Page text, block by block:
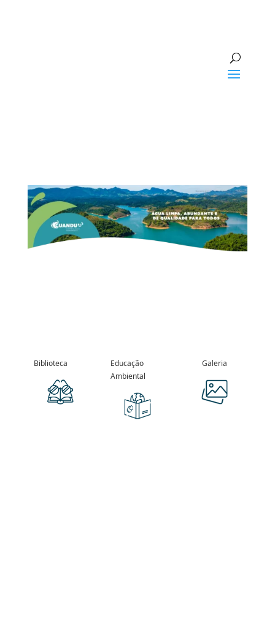
Biblioteca
Educação
Ambiental
Galeria